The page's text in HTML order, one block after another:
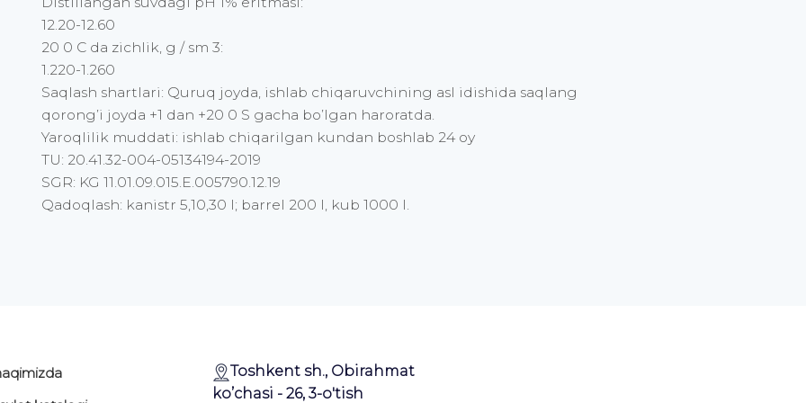
12.20-12.60
20 0 C da zichlik, g / sm 3:
1.220-1.260
Saqlash shartlari: Quruq joyda, ishlab chiqaruvchining asl idishida saqlang
qorong’i joyda +1 dan +20 0 S gacha bo’lgan haroratda.
Yaroqlilik muddati: ishlab chiqarilgan kundan boshlab 24 oy
TU: 20.41.32-004-05134194-2019
SGR: KG 11.01.09.015.E.005790.12.19
Qadoqlash: kanistr 5,10,30 l; barrel 200 l, kub 1000 l.
Toshkent sh., Obirahmat
ko’chasi - 26, 3-o'tish